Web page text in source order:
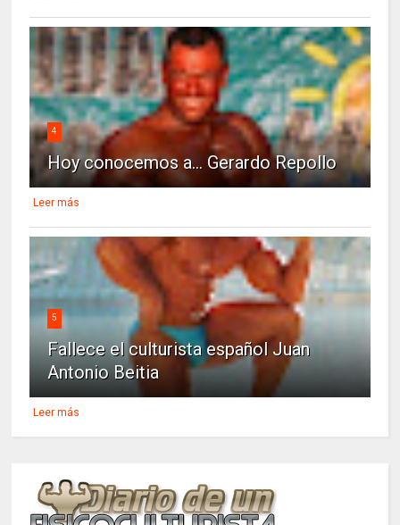
4
Hoy conocemos a... Gerardo Repollo
Leer más
5
Fallece el culturista español Juan
Antonio Beitia
Leer más